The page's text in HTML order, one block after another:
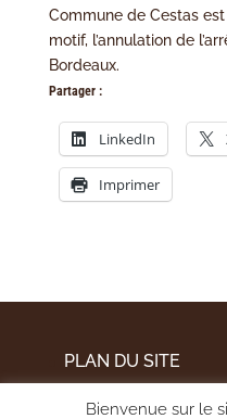
Commune de Cestas
motif, l’annulation de
Bordeaux.
Partager :
LinkedIn
Imprimer
PLAN DU SITE
Bienvenue sur le